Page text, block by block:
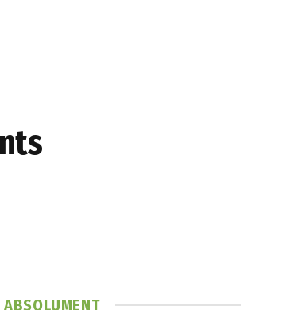
ABSOLUMENT